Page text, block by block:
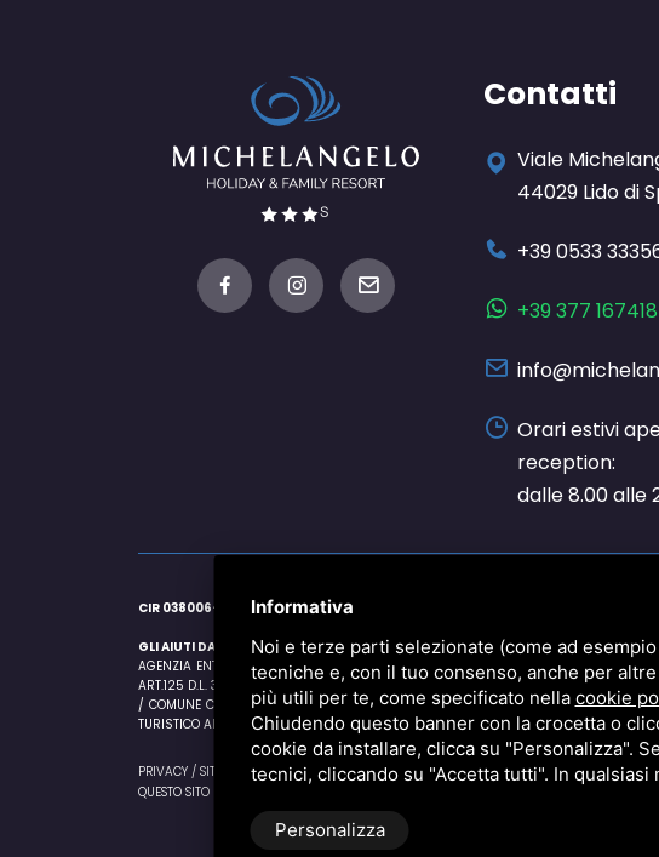
Contatti
Viale
44029 Lido di
+39 0533
+39 377
Orari estivi
reception:
dalle 8.00 alle
CIR 038006-RS-00001 | CIN IT038006A1GTAUGIIJ
GLI AIUTI DA NOI RICEVUTI SONO I SEGUENTI:
AGENZIA ENTRATE 21/06/2020 EURO 25122,00 ART. 25 D.L. 34/2020 / AGENZIA
ART.125 D.L. 34/2020 / AGENZIA ENTRATE 16/11/2020 EURO 427,50 CREDITO
/ COMUNE COMACCHIO 16/06/2020 EURO 26.575,00 ESENZIONE IMU 1a RATA PER
TURISTICO ART.9 D.L. 137/2020
PRIVACY / SITEMAP
/ P.IVA 01527840381
QUESTO SITO È PROTETTO DA GOOGLE RECAPTCHA V3,
Informativa
Noi e terze parti selezionate (come ad
tecniche e, con il tuo consenso, anche per
più utili per te, come specificato nella cookie
Chiudendo questo banner con la crocetta o
cookie da installare, clicca su "Personalizza".
tecnici, cliccando su "Accetta tutti". In
Personalizza